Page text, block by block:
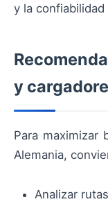
y la
y
Para maximizar
Alemania,
Analizar